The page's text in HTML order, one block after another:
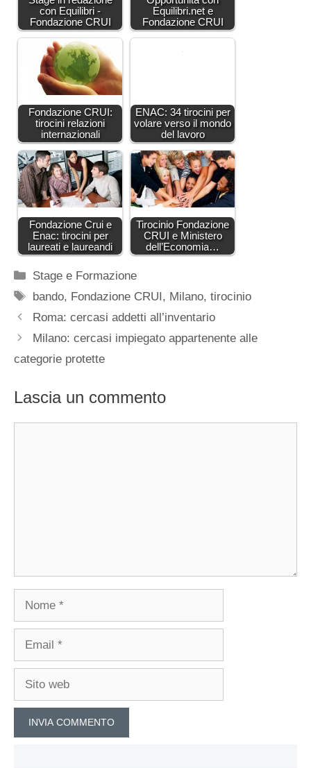
con Equilibri -
Fondazione CRUI
Equilibri.net e
Fondazione CRUI
Fondazione CRUI:
tirocini relazioni
internazionali
ENAC: 34 tirocini per
volare verso il mondo
del lavoro
Fondazione Crui e
Enac: tirocini per
laureati e laureandi
Tirocinio Fondazione
CRUI e Ministero
dell’Economia…
Categorie
Stage e Formazione
Tag
bando, Fondazione CRUI , Milano,tirocinio
Roma: cercasi addetti all’inventario
Milano: cercasi impiegato appartenente alle
categorie protette
Lascia un commento
Nome
Email
Sito